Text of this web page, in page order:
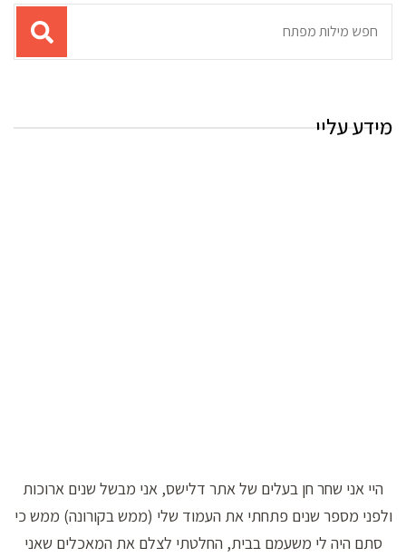
מידע עליי
היי אני שחר חן בעלים של אתר דלישס, אני מבשל שנים ארוכות
ולפני מספר שנים פתחתי את העמוד שלי (ממש בקורונה) ממש כי
סתם היה לי משעמם בבית, החלטתי לצלם את המאכלים שאני